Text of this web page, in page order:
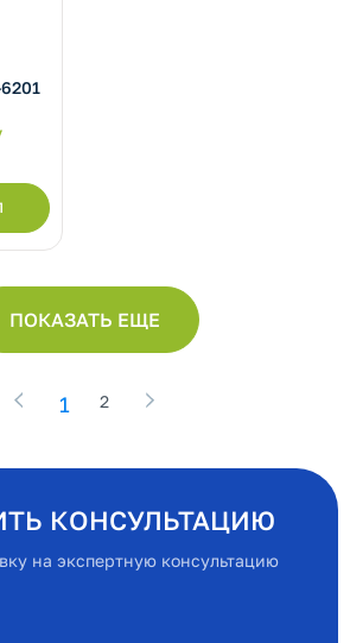
ПОКАЗАТЬ ЕЩЕ
1 2
КОНСУЛЬТАЦИЮ
на экспертную консультацию